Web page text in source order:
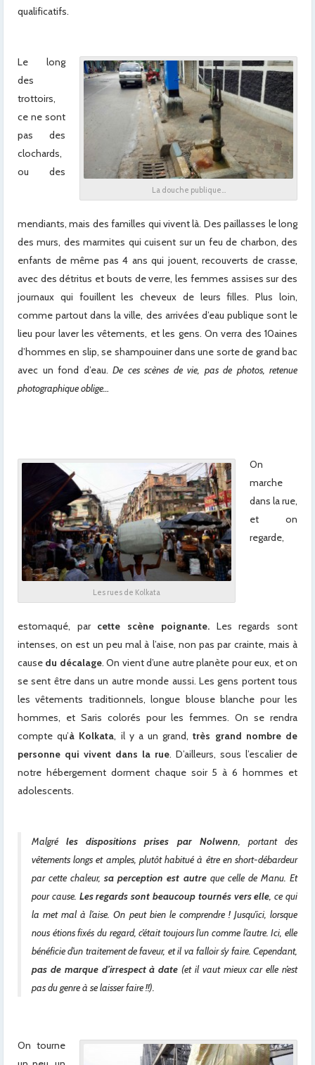
qualificatifs.
La douche publique…
Le long
des
trottoirs,
ce ne sont
pas des
clochards,
ou des
mendiants, mais des familles qui vivent là. Des paillasses le long
des murs, des marmites qui cuisent sur un feu de charbon, des
enfants de même pas 4 ans qui jouent, recouverts de crasse,
avec des détritus et bouts de verre, les femmes assises sur des
journaux qui fouillent les cheveux de leurs filles. Plus loin,
comme partout dans la ville, des arrivées d’eau publique sont le
lieu pour laver les vêtements, et les gens. On verra des 10aines
d’hommes en slip, se shampouiner dans une sorte de grand bac
avec un fond d’eau. De ces scènes de vie, pas de photos, retenue
photographique oblige…
Les rues de Kolkata
On
marche
dans la rue,
et on
regarde,
estomaqué, par cette scène poignante.Les regards sont
intenses, on est un peu mal à l’aise, non pas par crainte, mais à
cause du décalage. On vient d’une autre planète pour eux, et on
se sent être dans un autre monde aussi. Les gens portent tous
les vêtements traditionnels, longue blouse blanche pour les
hommes, et Saris colorés pour les femmes. On se rendra
compte qu’à Kolkata, il y a un grand,très grand nombre de
personne qui vivent dans la rue. D’ailleurs, sous l’escalier de
notre hébergement dorment chaque soir 5 à 6 hommes et
adolescents.
Malgréles dispositions prises par Nolwenn , portant des
vêtements longs et amples, plutôt habitué à être en short-débardeur
par cette chaleur,sa perception est autreque celle de Manu. Et
pour cause. Les regards sont beaucoup tournés vers elle , ce qui
la met mal à l’aise. On peut bien le comprendre ! Jusqu’ici, lorsque
nous étions fixés du regard, c’était toujours l’un comme l’autre. Ici, elle
bénéficie d’un traitement de faveur, et il va falloir s’y faire. Cependant,
pas de marque d’irrespect à date (et il vaut mieux car elle n’est
pas du genre à se laisser faire !!).
On tourne